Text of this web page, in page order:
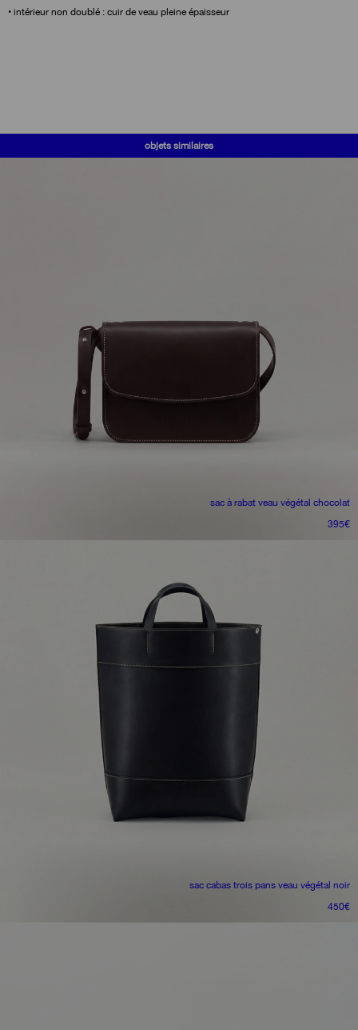
• intérieur non doublé : cuir de veau pleine épaisseur
objets similaires
sac à rabat veau végétal chocolat
395€
sac cabas trois pans veau végétal noir
450€